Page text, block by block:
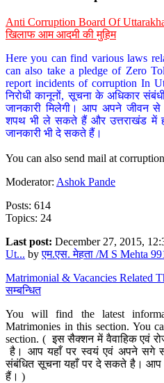
Anti Corruption Board Of
खिलाफ आम आदमी की मुहिम
Here you can find various laws
can also take a pledge of Zero
report incidents of corruption In
निरोधी कानूनों, सूचना के अधिकार
जानकारी मिलेगी। आप अपने जीवन से
शपथ भी ले सकते हैं और उत्तराखंड में
जानकारी भी दे सकते हैं।
You can also send mail at
Moderator: Ashok Pande
Posts: 614
Topics: 24
Last post: December 27, 2015,
Ut... byएम.एस. मेहता /M S Mehta
Matrimonial & Vacancies Related
सम्बन्धित
You will find the latest
Matrimonies in this section. You
section. ( इस सैक्शन में वैवाहिक एवं
है। आप यहाँ पर स्वयं एवं अपने सगे
संबंधित सूचना यहाँ पर दे सकते है। आप
हैं। )